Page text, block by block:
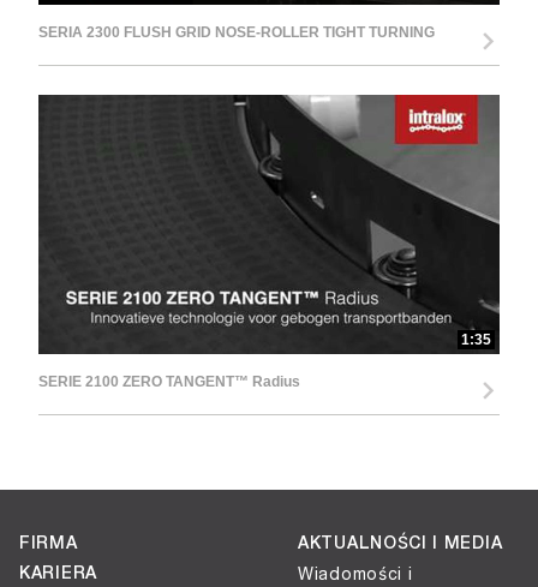
SERIA 2300 FLUSH GRID NOSE-ROLLER TIGHT TURNING
1:35
SERIE 2100 ZERO TANGENT™ Radius
FIRMA
KARIERA
AKTUALNOŚCI I MEDIA
Wiadomości i